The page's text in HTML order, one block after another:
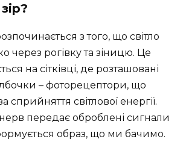
з того, що світло
через рогівку та зіницю. Це
на сітківці, де розташовані
– фоторецептори, що
сприйняття світлової енергії.
передає оброблені сигнали
образ, що ми бачимо.